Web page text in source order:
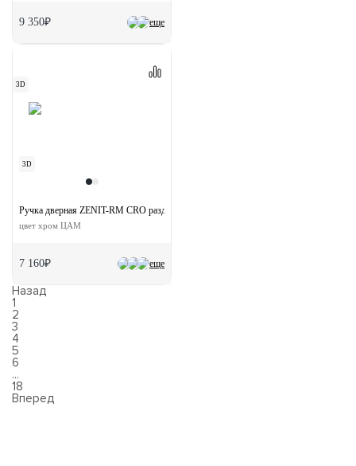
еще
9 350₽
3D
3D
еще
Ручка дверная ZENIT-RM CRO раздельная без розетки
цвет хром ЦАМ
7 160₽
Назад
1
2
3
4
5
6
...
18
Вперед